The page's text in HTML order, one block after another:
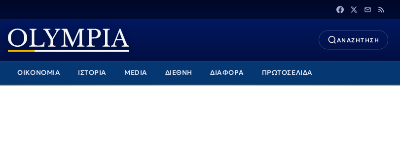
ΑΝΑΖΗΤΗΣΗ
ΟΙΚΟΝΟΜΙΑ ΙΣΤΟΡΙΑ MEDIA ΔΙΕΘΝΗ ΔΙΑΦΟΡΑ ΠΡΩΤΟΣΕΛΙΔΑ